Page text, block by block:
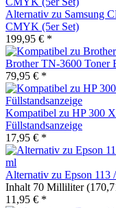
Alternativ zu Samsung
CMYK (5er Set)
199,95 € *
Brother TN-3600 Toner
79,95 € *
Kompatibel zu HP 300
Füllstandsanzeige
17,95 € *
Alternativ zu Epson
Inhalt 70 Milliliter
11,95 € *